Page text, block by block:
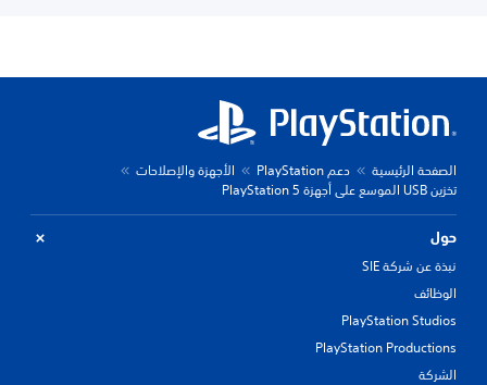
الصفحة الرئيسية دعم PlayStation
الأجهزة والإصلاحات
تخزين USB الموسع على أجهزة PlayStation 5
حول
نبذة عن شركة SIE
الوظائف
PlayStation Studios
PlayStation Productions
الشركة